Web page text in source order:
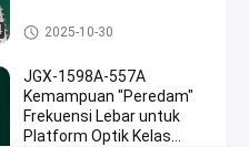
Isolator getaran tali kawat
2025-10-30
JGX-1598A-557A
Kemampuan "Peredam"
Frekuensi Lebar untuk
Platform Optik Kelas